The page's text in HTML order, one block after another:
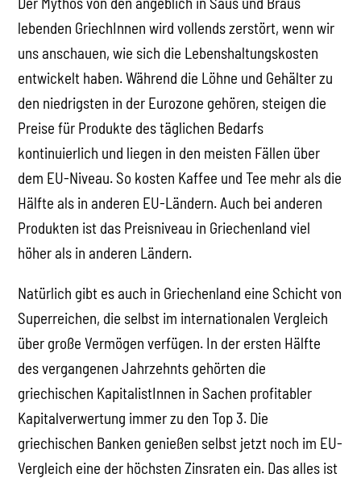
lebenden GriechInnen wird vollends zerstört, wenn wir
uns anschauen, wie sich die Lebenshaltungskosten
entwickelt haben. Während die Löhne und Gehälter zu
den niedrigsten in der Eurozone gehören, steigen die
Preise für Produkte des täglichen Bedarfs
kontinuierlich und liegen in den meisten Fällen über
dem EU-Niveau. So kosten Kaffee und Tee mehr als die
Hälfte als in anderen EU-Ländern. Auch bei anderen
Produkten ist das Preisniveau in Griechenland viel
höher als in anderen Ländern.
Natürlich gibt es auch in Griechenland eine Schicht von
Superreichen, die selbst im internationalen Vergleich
über große Vermögen verfügen. In der ersten Hälfte
des vergangenen Jahrzehnts gehörten die
griechischen KapitalistInnen in Sachen profitabler
Kapitalverwertung immer zu den Top 3. Die
griechischen Banken genießen selbst jetzt noch im EU-
Vergleich eine der höchsten Zinsraten ein. Das alles ist